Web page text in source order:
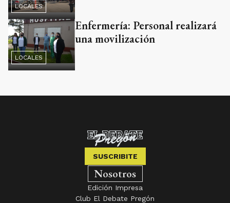
LOCALES
LOCALES
Enfermería: Personal realizará
una movilización
SUSCRIBITE
Nosotros
Edición Impresa
Club El Debate Pregón